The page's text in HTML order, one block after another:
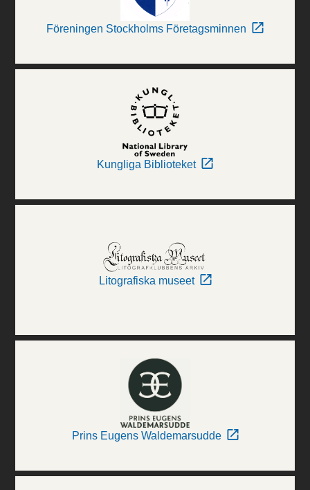
Föreningen Stockholms Företagsminnen
Kungliga Biblioteket
Litografiska museet
Prins Eugens Waldemarsudde